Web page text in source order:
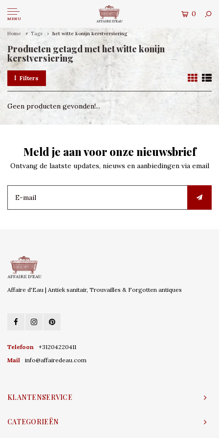
MENU
0
Home Tags het witte konijn kerstversiering
Producten getagd met het witte konijn
kerstversiering
Filters
Geen producten gevonden!...
Meld je aan voor onze nieuwsbrief
Ontvang de laatste updates, nieuws en aanbiedingen via email
Affaire d'Eau | Antiek sanitair, Trouvailles & Forgotten antiques
Telefoon
+31204220411
Mail
info@affairedeau.com
KLANTENSERVICE
CATEGORIEËN